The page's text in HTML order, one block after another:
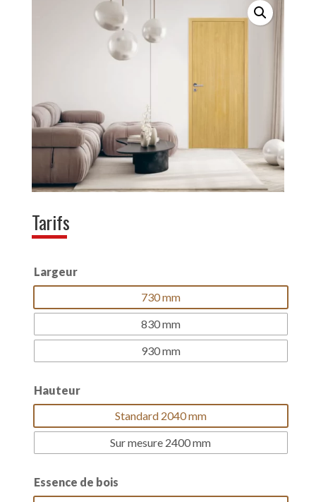
Tarifs
Largeur
730 mm
830 mm
930 mm
Hauteur
Standard 2040 mm
Sur mesure 2400 mm
Essence de bois